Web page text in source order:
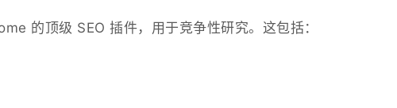
的顶级 SEO 插件，用于竞争性研究。这包括：